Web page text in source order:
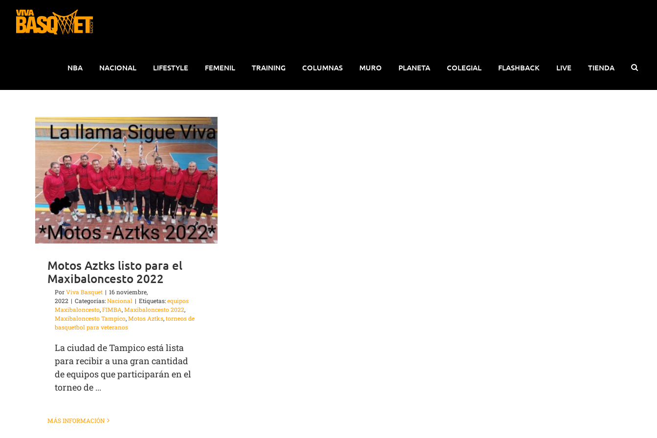
contenido
NBA NACIONAL LIFESTYLE FEMENIL TRAINING COLUMNAS MURO PLANETA COLEGIAL FLASHBACK LIVE TIENDA
Motos Aztks listo para el
Maxibaloncesto 2022
PorViva Basquet | 16 noviembre,
2022 | Categorías:Nacional | Etiquetas:equipos
Maxibaloncesto,FIMBA,Maxibaloncesto 2022,
Maxibaloncesto Tampico,Motos Aztks,torneos de
basquetbol para veteranos
La ciudad de Tampico está lista
para recibir a una gran cantidad
de equipos que participarán en el
torneo de ...
MÁS INFORMACIÓN